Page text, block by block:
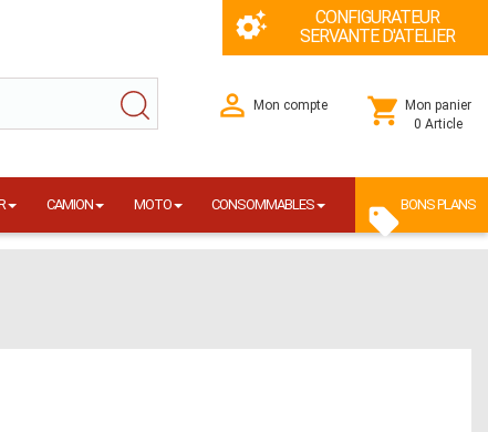
CONFIGURATEUR
SERVANTE D'ATELIER
Mon compte
Mon panier
0 Article
CAMION MOTO CONSOMMABLES BONS PLANS